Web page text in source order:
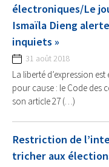
électroniques/Le
Ismaïla Dieng
inquiets »
31 août 2018
La liberté d’expression
pour cause : le Code des
son article 27 (…)
Restriction de
tricher aux